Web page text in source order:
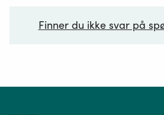
Finner du ikke svar på